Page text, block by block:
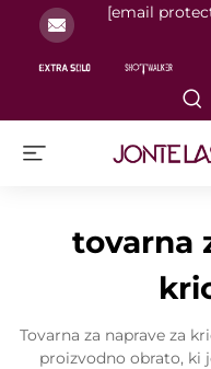
[email
tovarna
Tovarna za naprave za
proizvodno obrato, ki